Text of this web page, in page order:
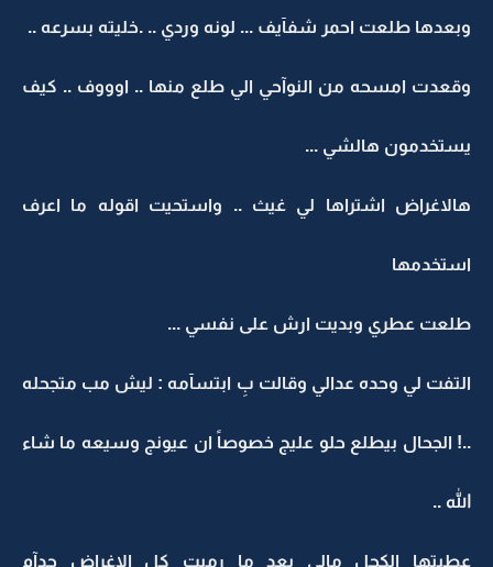
وبعدها طلعت احمر شفآيف ... لونه وردي .. .خليته بسرعه ..
وقعدت امسحه من النوآحي الي طلع منها .. اوووف .. كيف
يستخدمون هالشي ...
هالاغراض اشتراها لي غيث .. واستحيت اقوله ما اعرف
استخدمها
طلعت عطري وبديت ارش على نفسي ...
التفت لي وحده عدالي وقالت بِ ابتسآمه : ليش مب متجحله
..! الجحال بيطلع حلو عليج خصوصاً ان عيونج وسيعه ما شاء
الله ..
عطيتها الكحل مالي بعد ما رميت كل الاغراض جدآم